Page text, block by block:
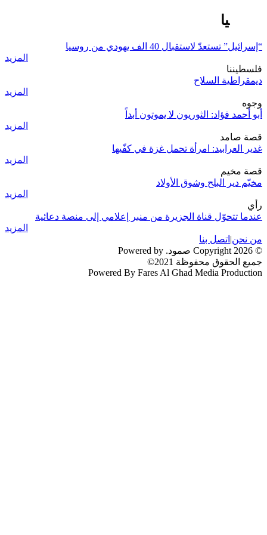
رووسيا
“إسرائيل” تستعدّ لاستقبال 40 الف يهودي من روسيا
المزيد
فلسطيننا
ديمقراطية السلاح
المزيد
وجوه
أبو أحمد فؤاد: الثوريون لا يموتون أبداً
المزيد
قصة صامد
غدير العرابيد: امرأة تحمل غزة في كفّيها
المزيد
قصة مخيم
مخيّم دير البلح وشوق الأولاد
المزيد
رأي
عندما تتحوّل قناة الجزيرة من منبر إعلامي إلى منصة دعائية
المزيد
من نحن| اتصل بنا
© 2026 Copyright صمود. Powered by
جميع الحقوق محفوظة 2021©
Powered By Fares Al Ghad Media Production